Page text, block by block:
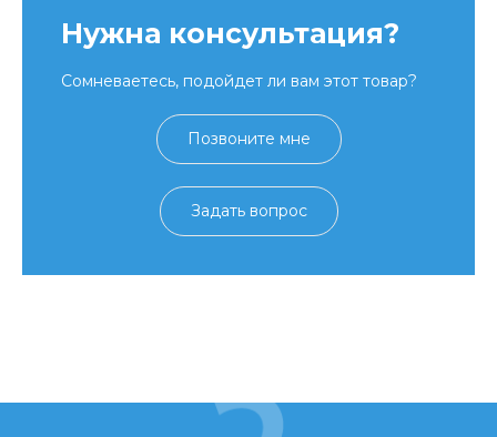
Нужна консультация?
Сомневаетесь, подойдет ли вам этот товар?
Позвоните мне
Задать вопрос